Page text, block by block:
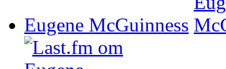
Eugene McGuinness